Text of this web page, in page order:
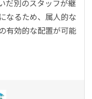
だ別のスタッフが継
なるため、属人的な
有効的な配置が可能